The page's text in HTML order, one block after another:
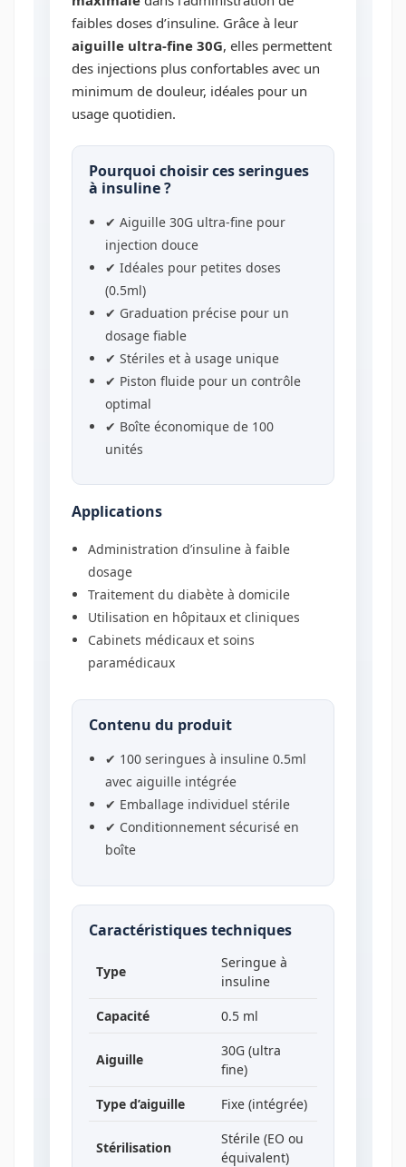
faibles doses d’insuline. Grâce à leur
aiguille ultra-fine 30G, elles permettent
des injections plus confortables avec un
minimum de douleur, idéales pour un
usage quotidien.
Pourquoi choisir ces seringues
à insuline ?
✔ Aiguille 30G ultra-fine pour
injection douce
✔ Idéales pour petites doses
(0.5ml)
✔ Graduation précise pour un
dosage fiable
✔ Stériles et à usage unique
✔ Piston fluide pour un contrôle
optimal
✔ Boîte économique de 100
unités
Applications
Administration d’insuline à faible
dosage
Traitement du diabète à domicile
Utilisation en hôpitaux et cliniques
Cabinets médicaux et soins
paramédicaux
Contenu du produit
✔ 100 seringues à insuline 0.5ml
avec aiguille intégrée
✔ Emballage individuel stérile
✔ Conditionnement sécurisé en
boîte
Caractéristiques techniques
Type
Seringue à
insuline
Capacité
0.5 ml
Aiguille
30G (ultra
fine)
Type d’aiguille
Fixe (intégrée)
Stérilisation
Stérile (EO ou
équivalent)